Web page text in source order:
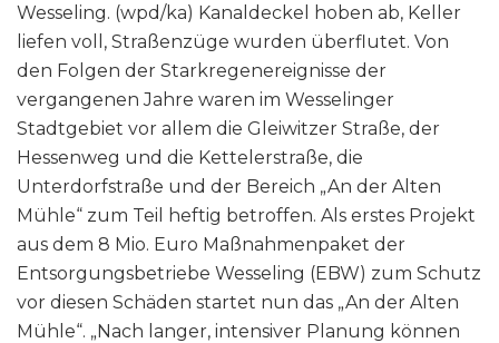
Wesseling. (wpd/ka) Kanaldeckel hoben ab, Keller
liefen voll, Straßenzüge wurden überflutet. Von
den Folgen der Starkregenereignisse der
vergangenen Jahre waren im Wesselinger
Stadtgebiet vor allem die Gleiwitzer Straße, der
Hessenweg und die Kettelerstraße, die
Unterdorfstraße und der Bereich „An der Alten
Mühle“ zum Teil heftig betroffen. Als erstes Projekt
aus dem 8 Mio. Euro Maßnahmenpaket der
Entsorgungsbetriebe Wesseling (EBW) zum Schutz
vor diesen Schäden startet nun das „An der Alten
Mühle“. „Nach langer, intensiver Planung können